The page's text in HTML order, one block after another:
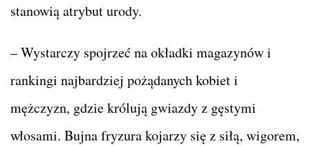
stanowią atrybut urody.
– Wystarczy spojrzeć na okładki magazynów i
rankingi najbardziej pożądanych kobiet i
mężczyzn, gdzie królują gwiazdy z gęstymi
włosami. Bujna fryzura kojarzy się z siłą, wigorem,